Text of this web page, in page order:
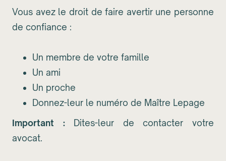
Vous avez le droit de faire avertir une personne
de confiance :
Un membre de votre famille
Un ami
Un proche
Donnez-leur le numéro de Maître Lepage
Important :Dites-leur de contacter votre
avocat.